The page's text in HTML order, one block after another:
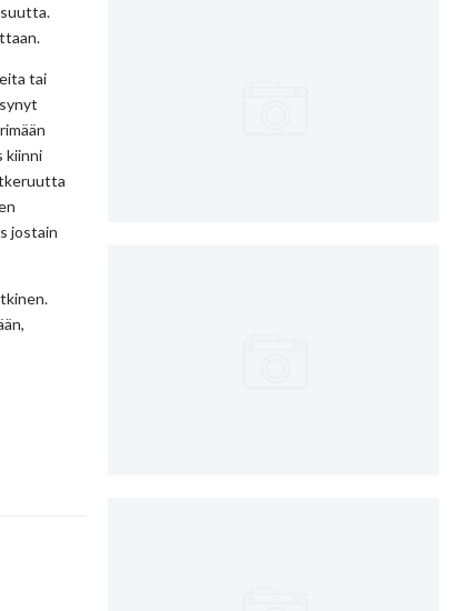
tai
kiinni
jostain